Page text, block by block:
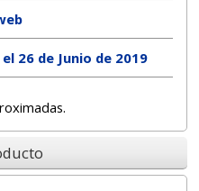
26 de Junio de 2019